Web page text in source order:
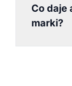
Co daje
marki?